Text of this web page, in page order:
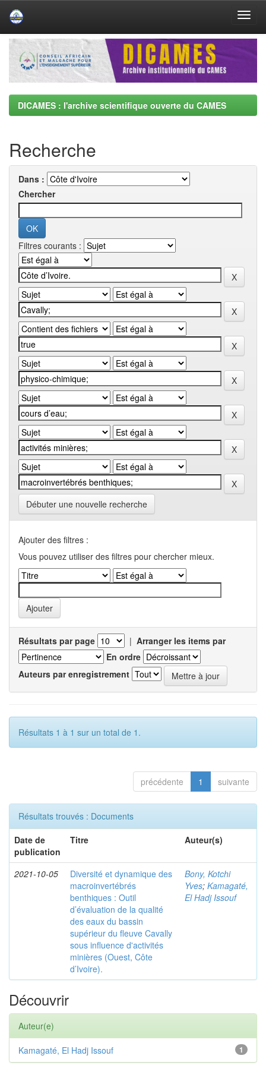
Skip
navigation
DICAMES : l'archive scientifique ouverte du CAMES
Recherche
Dans :
Chercher
Filtres courants :
Débuter une nouvelle recherche
Ajouter des filtres :
Vous pouvez utiliser des filtres pour chercher mieux.
Résultats par page | Arranger les items par
En ordre
Auteurs par enregistrement
Résultats 1 à 1 sur un total de 1.
précédente 1 suivante
Résultats trouvés : Documents
Date de
publication
Titre Auteur(s)
2021-10-05
Diversité et dynamique des
macroinvertébrés
benthiques : Outil
d’évaluation de la qualité
des eaux du bassin
supérieur du fleuve Cavally
sous influence d'activités
minières (Ouest, Côte
d’Ivoire).
Bony, Kotchi
Yves; Kamagaté,
El Hadj Issouf
Découvrir
Auteur(e)
1
Kamagaté, El Hadj Issouf